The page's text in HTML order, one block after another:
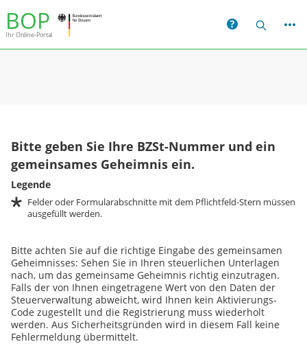
BOP
Ihr Online-Portal
Hilfe Suche
Bitte geben Sie Ihre BZSt-Nummer und ein
gemeinsames Geheimnis ein.
Legende
Felder oder Formularabschnitte mit dem Pflichtfeld-Stern müssen
ausgefüllt werden.
Bitte achten Sie auf die richtige Eingabe des gemeinsamen
Geheimnisses: Sehen Sie in Ihren steuerlichen Unterlagen
nach, um das gemeinsame Geheimnis richtig einzutragen.
Falls der von Ihnen eingetragene Wert von den Daten der
Steuerverwaltung abweicht, wird Ihnen kein Aktivierungs-
Code zugestellt und die Registrierung muss wiederholt
werden. Aus Sicherheitsgründen wird in diesem Fall keine
Fehlermeldung übermittelt.